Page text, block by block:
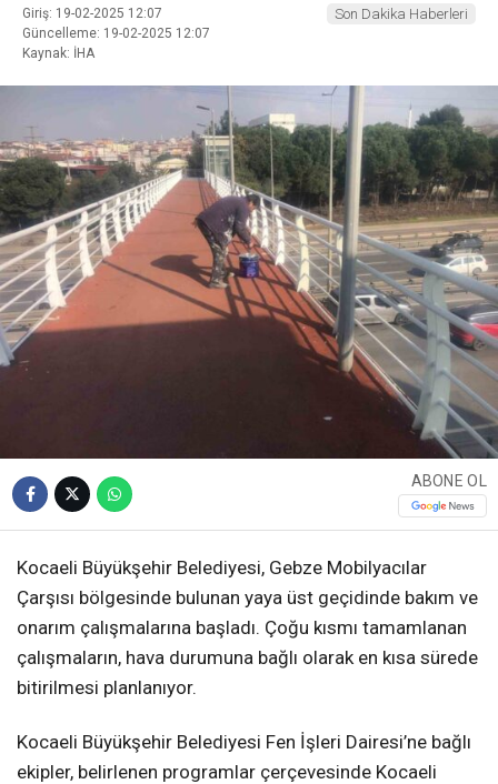
Giriş: 19-02-2025 12:07
Güncelleme: 19-02-2025 12:07
Kaynak: İHA
Son Dakika Haberleri
ABONE OL
Kocaeli Büyükşehir Belediyesi, Gebze Mobilyacılar
Çarşısı bölgesinde bulunan yaya üst geçidinde bakım ve
onarım çalışmalarına başladı. Çoğu kısmı tamamlanan
çalışmaların, hava durumuna bağlı olarak en kısa sürede
bitirilmesi planlanıyor.
Kocaeli Büyükşehir Belediyesi Fen İşleri Dairesi’ne bağlı
ekipler, belirlenen programlar çerçevesinde Kocaeli